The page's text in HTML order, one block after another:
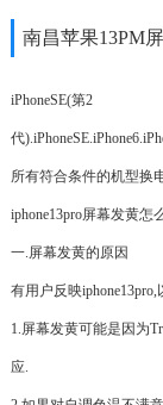
南昌苹果13PM
iPhoneSE(第2
代
所有符合条件的机型换
iphone13pro屏幕发黄怎
一.屏幕发黄的原因
有用户反映
1.屏幕发黄可能是因为
应.